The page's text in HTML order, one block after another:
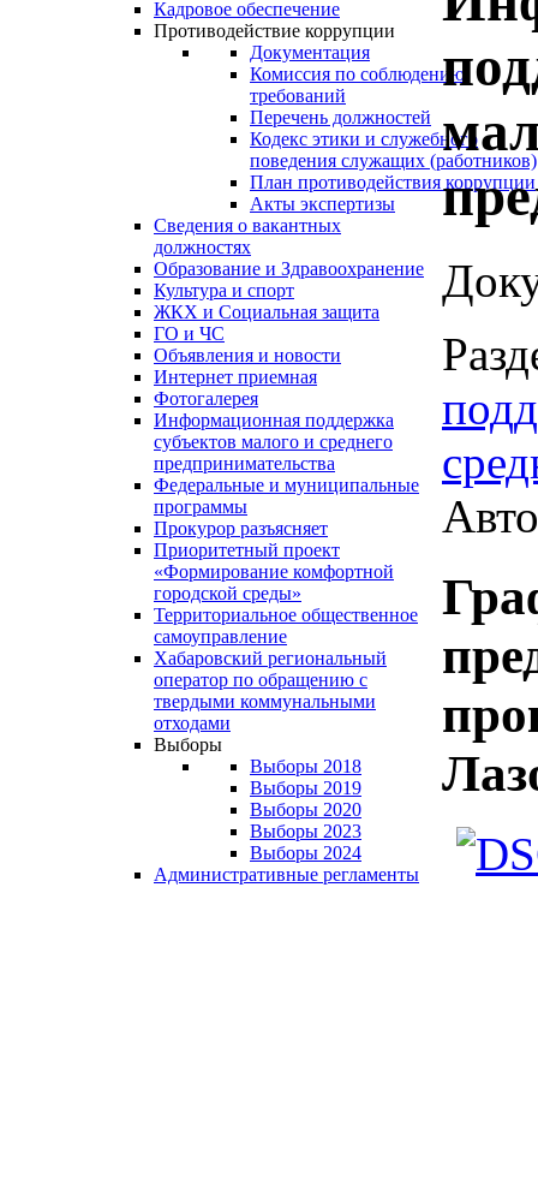
Кадровое обеспечение
Противодействие коррупции
Документация
Комиссия по соблюдению
требований
Перечень должностей
Кодекс этики и служебного
поведения служащих (работников)
План противодействия коррупции
Акты экспертизы
Сведения о вакантных
должностях
Образование и Здравоохранение
Культура и спорт
ЖКХ и Социальная защита
ГО и ЧС
Объявления и новости
Интернет приемная
Фотогалерея
Информационная поддержка
субъектов малого и среднего
предпринимательства
Федеральные и муниципальные
программы
Прокурор разъясняет
Приоритетный проект
«Формирование комфортной
городской среды»
Территориальное общественное
самоуправление
Хабаровский региональный
оператор по обращению с
твердыми коммунальными
отходами
Выборы
Выборы 2018
Выборы 2019
Выборы 2020
Выборы 2023
Выборы 2024
Административные регламенты